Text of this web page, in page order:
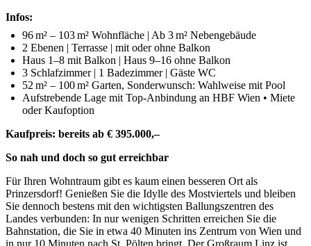
Infos:
96 m² – 103 m² Wohnfläche | Ab 3 m² Nebengebäude
2 Ebenen | Terrasse | mit oder ohne Balkon
Haus 1–8 mit Balkon | Haus 9–16 ohne Balkon
3 Schlafzimmer | 1 Badezimmer | Gäste WC
52 m² – 100 m² Garten, Sonderwunsch: Wahlweise mit Pool
Aufstrebende Lage mit Top-Anbindung an HBF Wien • Miete
oder Kaufoption
Kaufpreis: bereits ab € 395.000,–
So nah und doch so gut erreichbar
Für Ihren Wohntraum gibt es kaum einen besseren Ort als
Prinzersdorf! Genießen Sie die Idylle des Mostviertels und bleiben
Sie dennoch bestens mit den wichtigsten Ballungszentren des
Landes verbunden: In nur wenigen Schritten erreichen Sie die
Bahnstation, die Sie in etwa 40 Minuten ins Zentrum von Wien und
in nur 10 Minuten nach St. Pölten bringt. Der Großraum Linz ist